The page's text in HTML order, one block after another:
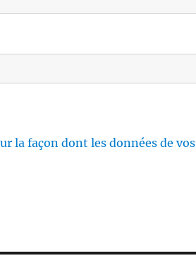
la façon dont les données de vos